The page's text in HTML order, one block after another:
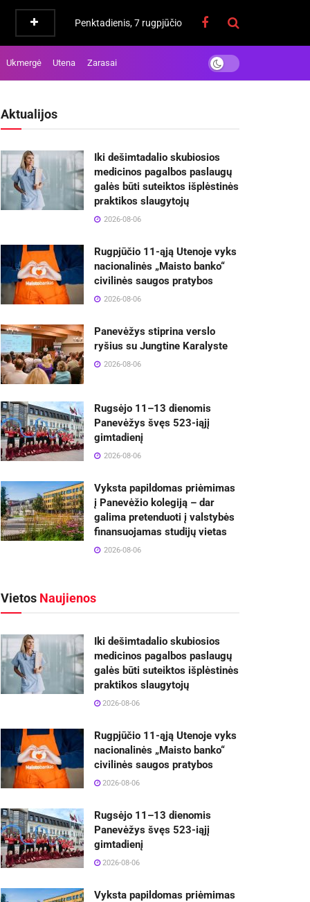
Penktadienis, 7 rugpjūčio
Ukmergė Utena Zarasai
Aktualijos
Iki dešimtadalio skubiosios
medicinos pagalbos paslaugų
galės būti suteiktos išplėstinės
praktikos slaugytojų
2026-08-06
Rugpjūčio 11-ąją Utenoje vyks
nacionalinės „Maisto banko“
civilinės saugos pratybos
2026-08-06
Panevėžys stiprina verslo
ryšius su Jungtine Karalyste
2026-08-06
Rugsėjo 11–13 dienomis
Panevėžys švęs 523-iąjį
gimtadienį
2026-08-06
Vyksta papildomas priėmimas
į Panevėžio kolegiją – dar
galima pretenduoti į valstybės
finansuojamas studijų vietas
2026-08-06
Vietos Naujienos
Iki dešimtadalio skubiosios
medicinos pagalbos paslaugų
galės būti suteiktos išplėstinės
praktikos slaugytojų
2026-08-06
Rugpjūčio 11-ąją Utenoje vyks
nacionalinės „Maisto banko“
civilinės saugos pratybos
2026-08-06
Rugsėjo 11–13 dienomis
Panevėžys švęs 523-iąjį
gimtadienį
2026-08-06
Vyksta papildomas priėmimas